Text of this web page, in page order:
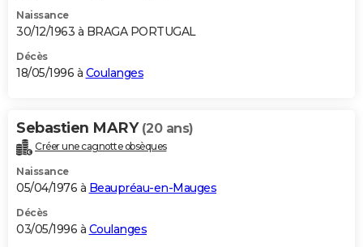
Naissance
30/12/1963 à BRAGA PORTUGAL
Décès
18/05/1996 à Coulanges
Sebastien MARY (20 ans)
Créer une cagnotte obsèques
Naissance
05/04/1976 à Beaupréau-en-Mauges
Décès
03/05/1996 à Coulanges